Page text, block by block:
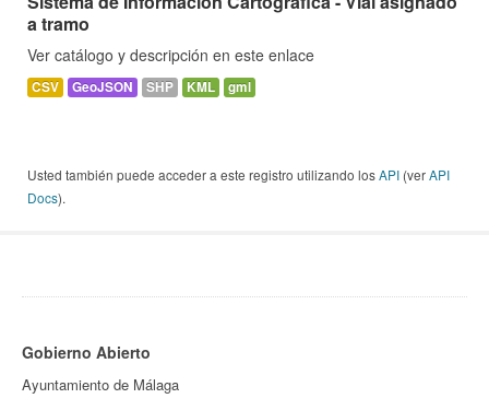
a tramo
Ver catálogo y descripción en este enlace
CSV GeoJSON SHP KML gml
Usted también puede acceder a este registro utilizando losAPI (verAPI
Docs).
Gobierno Abierto
Ayuntamiento de Málaga